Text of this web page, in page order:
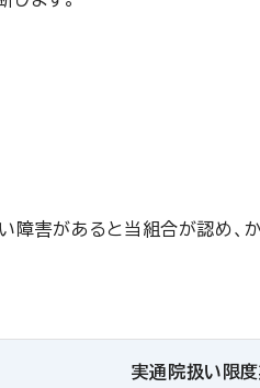
害があると当組合が
実通院扱い限